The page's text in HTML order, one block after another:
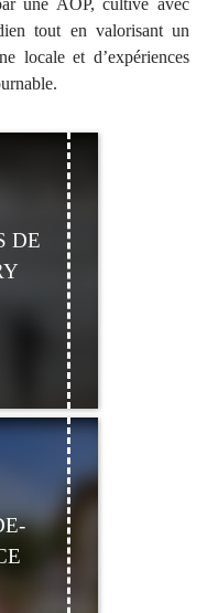
une AOP, cultivé avec
tout en valorisant un
locale et d’expériences
DE